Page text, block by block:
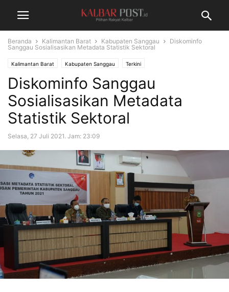
Beranda Kalimantan Barat Kabupaten Sanggau
Diskominfo
Sanggau Sosialisasikan Metadata Statistik Sektoral
Kalimantan Barat Kabupaten Sanggau Terkini
Diskominfo Sanggau
Sosialisasikan Metadata
Statistik Sektoral
Selasa, 27 Juli 2021. Jam: 23:09